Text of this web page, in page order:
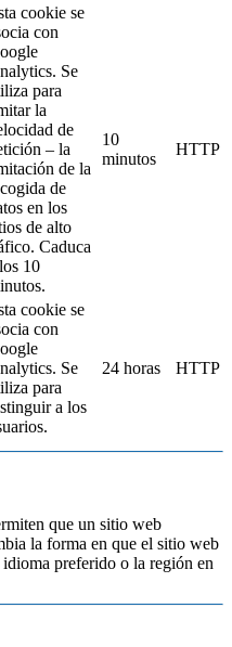
cookie se
con
Se
para
la
de
– la
de la
de
en los
de alto
Caduca
10
10
minutos
HTTP
cookie se
con
Se
para
a los
24 horas HTTP
que un sitio web
la forma en que el sitio web
preferido o la región en